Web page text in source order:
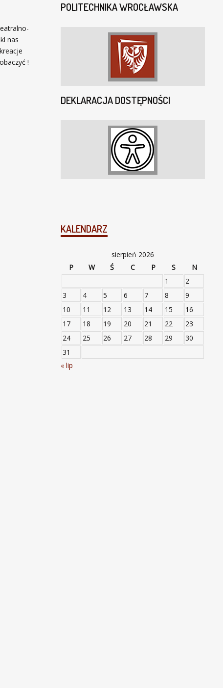
nas
!
POLITECHNIKA WROCŁAWSKA
DEKLARACJA DOSTĘPNOŚCI
KALENDARZ
sierpień 2026
P
W Ś C P S
N
1
2
3
4 5 6 7 8
9
10
11 12 13 14 15
16
17
18 19 20 21 22
23
24
25 26 27 28 29
30
31
« lip